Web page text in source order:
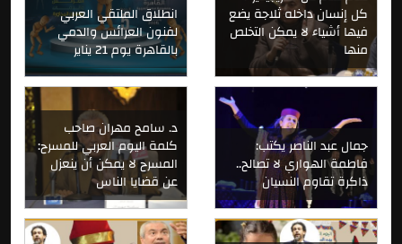
انطلاق الملتقي العربي
لفنون العرائس والدمي
بالقاهرة يوم 21 يناير
كل إنسان داخله ثلاجة يضع
فيها أشياء لا يمكن التخلص
منها
د. سامح مهران صاحب
كلمة اليوم العربي للمسرح:
المسرح لا يمكن أن ينعزل
عن قضايا الناس
جمال عبد الناصر يكتب:
فاطمة الهواري لا تصالح..
ذاكرة تقاوم النسيان